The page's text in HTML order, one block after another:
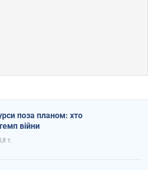
поза планом: хто
війни
т.